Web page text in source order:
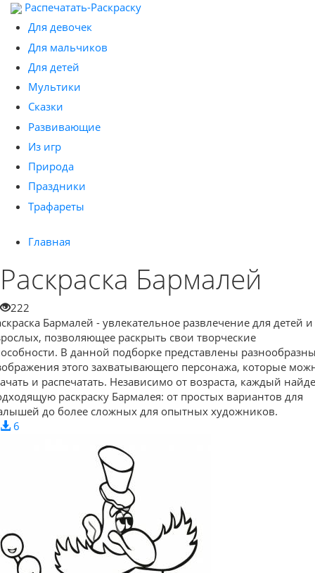
Распечатать-Раскраску
Для девочек
Для мальчиков
Для детей
Мультики
Сказки
Развивающие
Из игр
Природа
Праздники
Трафареты
Главная
Раскраска Бармалей
222
Бармалей - увлекательное развлечение для детей и
позволяющее раскрыть свои творческие
В данной подборке представлены
этого захватывающего персонажа, которые
и распечатать. Независимо от возраста, каждый
раскраску Бармалея: от простых вариантов для
до более сложных для опытных художников.
6